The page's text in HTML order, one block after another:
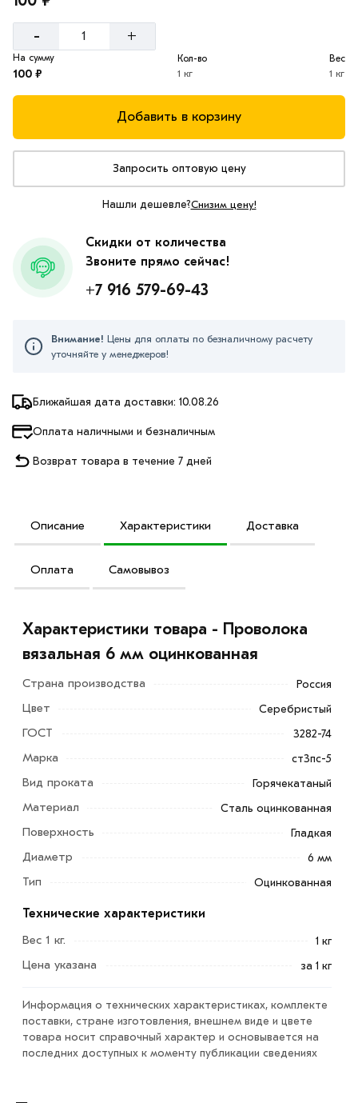
Ближайшая дата доставки: 10.08.26
Оплата наличными и безналичным
Возврат товара в течение 7 дней
- +
На сумму
100 ₽
Кол-во
1 кг
Вес
1 кг
Добавить в корзину
Запросить оптовую цену
Нашли дешевле?Снизим цену!
Скидки от количества
Звоните прямо сейчас!
+7 916 579-69-43
Внимание! Цены для оплаты по безналичному расчету
уточняйте у менеджеров!
Описание Характеристики Доставка
Оплата Самовывоз
Проволока вязальная 6 мм оцинкованная является
важным материалом, который широко используется в
различных областях благодаря своей прочности,
Она играет ключевую роль в строительстве, сельском
хозяйстве, упаковке и промышленном производстве,
обеспечивая надежную и эффективную фиксацию и
укрепление различных объектов и конструкций.
«Добавить в корзину»или нажмите на кнопку
«Быстрый заказ». Также можете купить позвонив по
контактам указанным на сайте.
Характеристики товара - Проволока
вязальная 6 мм оцинкованная
Страна производства Россия
Цвет Серебристый
ГОСТ 3282-74
Марка ст3пс-5
Вид проката Горячекатаный
Материал Сталь оцинкованная
Поверхность Гладкая
Диаметр 6 мм
Тип Оцинкованная
Технические характеристики
Вес 1 кг.
1 кг
Цена указана за 1 кг
Информация о технических характеристиках, комплекте
поставки, стране изготовления, внешнем виде и цвете
товара носит справочный характер и основывается на
последних доступных к моменту публикации сведениях